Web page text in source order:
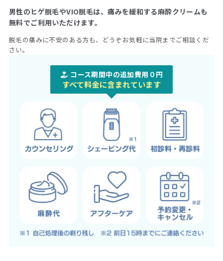
男性のヒゲ脱毛やVIO脱毛は、痛みを緩和する麻酔クリームも
無料でご利用いただけます。
脱毛の痛みに不安のある方も、どうぞお気軽に当院までご相談くだ
さい。
コース期間中の追加費用０円
すべて料金に含まれています